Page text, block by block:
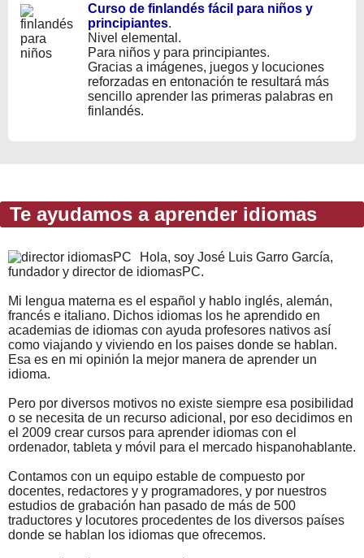
Curso de finlandés fácil para niños y
principiantes.
Nivel elemental.
Para niños y para principiantes.
Gracias a imágenes, juegos y locuciones
reforzadas en entonación te resultará más
sencillo aprender las primeras palabras en
finlandés.
Te ayudamos a aprender idiomas
Hola, soy José Luis Garro García,
fundador y director de idiomasPC.
Mi lengua materna es el español y hablo inglés, alemán,
francés e italiano. Dichos idiomas los he aprendido en
academias de idiomas con ayuda profesores nativos así
como viajando y viviendo en los paises donde se hablan.
Esa es en mi opinión la mejor manera de aprender un
idioma.
Pero por diversos motivos no existe siempre esa posibilidad
o se necesita de un recurso adicional, por eso decidimos en
el 2009 crear cursos para aprender idiomas con el
ordenador, tableta y móvil para el mercado hispanohablante.
Contamos con un equipo estable de compuesto por
docentes, redactores y y programadores, y por nuestros
estudios de grabación han pasado de más de 500
traductores y locutores procedentes de los diversos países
donde se hablan los idiomas que ofrecemos.